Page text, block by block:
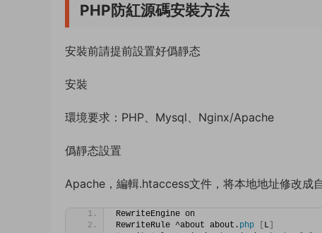
PHP防紅源碼安裝方法
安裝前請提前設置好僞靜态
安裝
環境要求：PHP、Mysql、Nginx/Apache
僞靜态設置
Apache，編輯.htaccess文件，将本地地址修改成
RewriteEngine on
RewriteRule ^about about. php L